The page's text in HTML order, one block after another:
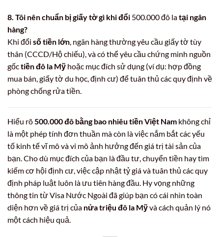
8. Tôi nên chuẩn bị giấy tờ gì khi đổi 500.000 đô latại ngân
hàng?
Khi đổi số tiền lớn, ngân hàng thường yêu cầu giấy tờ tùy
thân (CCCD/Hộ chiếu), và có thể yêu cầu chứng minh nguồn
gốctiền đô la Mỹ hoặc mục đích sử dụng (ví dụ: hợp đồng
mua bán, giấy tờ du học, định cư) để tuân thủ các quy định về
phòng chống rửa tiền.
Hiểu rõ500.000 đô bằng bao nhiêu tiền Việt Nam không chỉ
là một phép tính đơn thuần mà còn là việc nắm bắt các yếu
tố kinh tế vĩ mô và vi mô ảnh hưởng đến giá trị tài sản của
bạn. Cho dù mục đích của bạn là đầu tư, chuyển tiền hay tìm
kiếm cơ hội định cư, việc cập nhật tỷ giá và tuân thủ các quy
định pháp luật luôn là ưu tiên hàng đầu. Hy vọng những
thông tin từ Visa Nước Ngoài đã giúp bạn có cái nhìn toàn
diện hơn về giá trị của nửa triệu đô la Mỹvà cách quản lý nó
một cách hiệu quả.